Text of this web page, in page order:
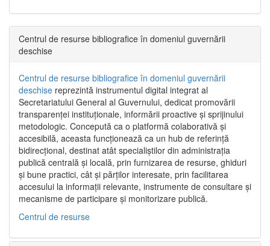
Centrul de resurse bibliografice în domeniul guvernării
deschise
Centrul de resurse bibliografice în domeniul guvernării
deschise reprezintă instrumentul digital integrat al
Secretariatului General al Guvernului, dedicat promovării
transparenței instituționale, informării proactive și sprijinului
metodologic. Concepută ca o platformă colaborativă și
accesibilă, aceasta funcționează ca un hub de referință
bidirecțional, destinat atât specialiștilor din administrația
publică centrală și locală, prin furnizarea de resurse, ghiduri
și bune practici, cât și părților interesate, prin facilitarea
accesului la informații relevante, instrumente de consultare și
mecanisme de participare și monitorizare publică.
Centrul de resurse